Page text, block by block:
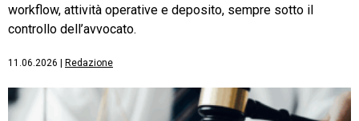
workflow, attività operative e deposito, sempre sotto il
controllo dell’avvocato.
11.06.2026 Redazione